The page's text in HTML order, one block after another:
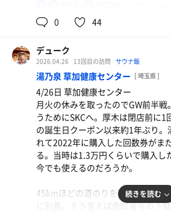
生姜焼き定食
モンサワー(550)
けていたんだよな。若かったな。
じ。曲目を見ると次はDA PUMPの
曲だと思って中段に座ったが視界
が回る。こりゃ無理だなと諦めて
っぱりぐわんぐわんは良くないな。
炭酸泉とサウナを2セットずつで1
やっぱりたかの湯は裏切らない。
強い刺激に少しめまいがしたが、
やっていこう。
にスタンバイ。燃えよドラゴンの
ュが始まる。ドラゴンロウリュた
し混んできて20人くらいいただろ
リュを名乗るだけのことはあって
キツめのロウリュを味わっても9℃
に手足が痺れてしまうので15℃の
って久しぶりにぐわんぐわんにな
いととのいを追い求めていたこと
そうなので最近はここまで深く入
私の場合は水風呂に入る時間で調整
3セット目はタイミングが悪くセ
下駄箱の鍵のチップでゲートが開
方式。フロントで免許証を提示し
平日600円をプラスして岩盤浴にも
人受付でロッカーから岩盤浴セット
昨年行った宮沢湖、一昨年行った
室までが遠かった気がするがこれ
だろうか。
浴室に入ってまず思ったのが思っ
からしょうがないか。
体を清めたらまずは炭酸泉へ。到
が平日とはいえ結構混んでいる。
るのだから土日はさぞ混んでいる
0 44
デューク
2026.04.26 13回目の訪問 サウナ飯
湯乃泉 草加健康センター [ 埼玉県 ]
4/26日 草加健康センター
月火の休みを取ったのでGW前半
うためにSKCへ。厚木は閉店前に
の誕生日クーポン以来約1年ぶり
れて2022年に購入した回数券がま
る。当時は1.3万円くらいで購入し
今でも使えるのだろうか。
45kmほどの道のりを下道で1時間
に到着。そう言えば奇数番号の下
続きを読む